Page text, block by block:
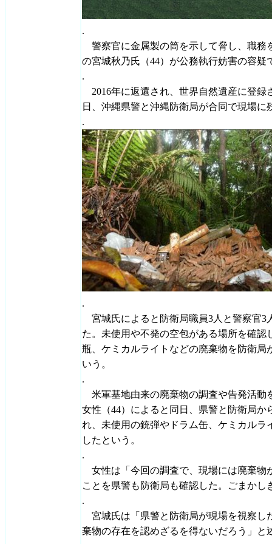
.
警察官に金属製の筒を示して脅し、職務
の宮城秋乃氏（44）が公務執行妨害の容疑
.
2016年に返還され、世界自然遺産に登録
日、沖縄県警と沖縄防衛局が合同で現場
.
.
宮城氏によると防衛局職員3人と警察官3
た。未使用や不発の空包がある場所を確認
瓶、ケミカルライトなどの廃棄物を防衛局
いう。
.
米軍基地由来の廃棄物の調査や告発活動
女性（44）によると同日、県警と防衛局か
れ、未使用の銃弾やドラム缶、ケミカルラ
したという。
.
女性は「今回の調査で、現場には廃棄物
ことを県警も防衛局も確認した。ごまか
.
宮城氏は「県警と防衛局が現場を視察し
棄物の存在を認めざるを得ないだろう」と